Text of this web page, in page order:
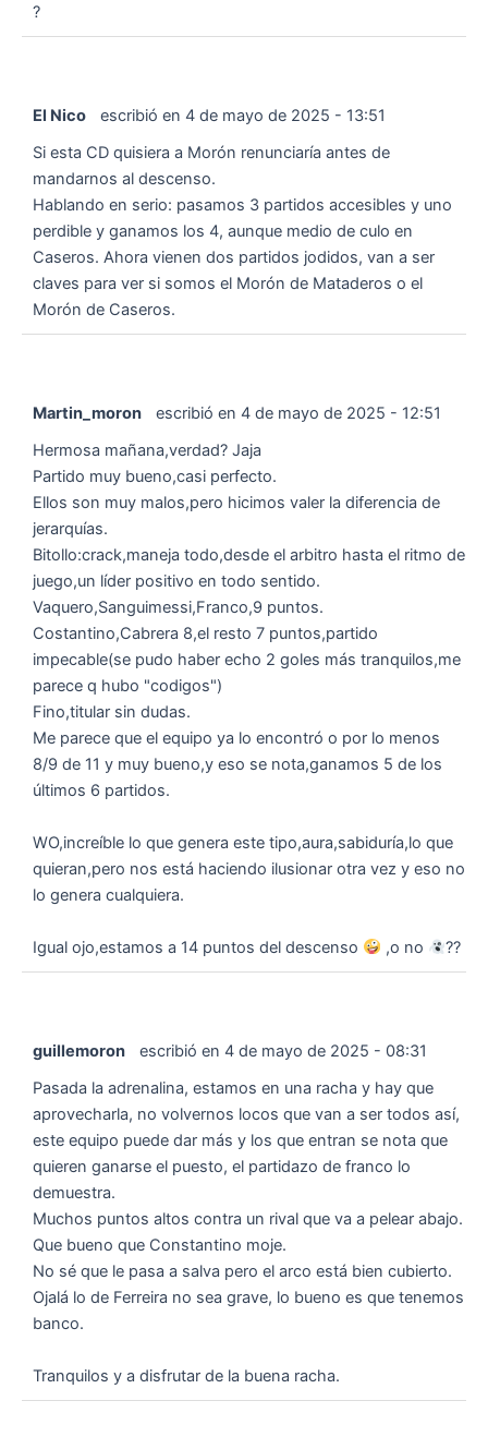
?
El Nico escribió en 4 de mayo de 2025 - 13:51
Si esta CD quisiera a Morón renunciaría antes de
mandarnos al descenso.
Hablando en serio: pasamos 3 partidos accesibles y uno
perdible y ganamos los 4, aunque medio de culo en
Caseros. Ahora vienen dos partidos jodidos, van a ser
claves para ver si somos el Morón de Mataderos o el
Morón de Caseros.
Martin_moron escribió en 4 de mayo de 2025 - 12:51
Hermosa mañana,verdad? Jaja
Partido muy bueno,casi perfecto.
Ellos son muy malos,pero hicimos valer la diferencia de
jerarquías.
Bitollo:crack,maneja todo,desde el arbitro hasta el ritmo de
juego,un líder positivo en todo sentido.
Vaquero,Sanguimessi,Franco,9 puntos.
Costantino,Cabrera 8,el resto 7 puntos,partido
impecable(se pudo haber echo 2 goles más tranquilos,me
parece q hubo "codigos")
Fino,titular sin dudas.
Me parece que el equipo ya lo encontró o por lo menos
8/9 de 11 y muy bueno,y eso se nota,ganamos 5 de los
últimos 6 partidos.
WO,increíble lo que genera este tipo,aura,sabiduría,lo que
quieran,pero nos está haciendo ilusionar otra vez y eso no
lo genera cualquiera.
Igual ojo,estamos a 14 puntos del descenso ,o no ??
guillemoron escribió en 4 de mayo de 2025 - 08:31
Pasada la adrenalina, estamos en una racha y hay que
aprovecharla, no volvernos locos que van a ser todos así,
este equipo puede dar más y los que entran se nota que
quieren ganarse el puesto, el partidazo de franco lo
demuestra.
Muchos puntos altos contra un rival que va a pelear abajo.
Que bueno que Constantino moje.
No sé que le pasa a salva pero el arco está bien cubierto.
Ojalá lo de Ferreira no sea grave, lo bueno es que tenemos
banco.
Tranquilos y a disfrutar de la buena racha.